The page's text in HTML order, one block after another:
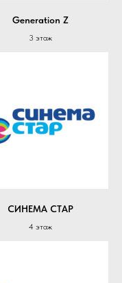
Generation Z
3 этаж
СИНЕМА СТАР
4 этаж